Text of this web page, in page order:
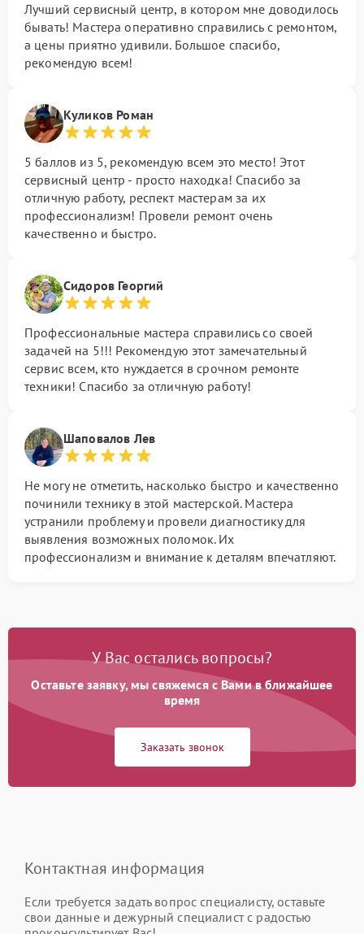
Лучший сервисный центр, в котором мне доводилось
бывать! Мастера оперативно справились с ремонтом,
а цены приятно удивили. Большое спасибо,
рекомендую всем!
Куликов Роман
5 баллов из 5, рекомендую всем это место! Этот
сервисный центр - просто находка! Спасибо за
отличную работу, респект мастерам за их
профессионализм! Провели ремонт очень
качественно и быстро.
Сидоров Георгий
Профессиональные мастера справились со своей
задачей на 5!!! Рекомендую этот замечательный
сервис всем, кто нуждается в срочном ремонте
техники! Спасибо за отличную работу!
Шаповалов Лев
Не могу не отметить, насколько быстро и качественно
починили технику в этой мастерской. Мастера
устранили проблему и провели диагностику для
выявления возможных поломок. Их
профессионализм и внимание к деталям впечатляют.
У Вас остались вопросы?
Оставьте заявку, мы свяжемся с Вами в ближайшее
время
Заказать звонок
Контактная информация
Если требуется задать вопрос специалисту, оставьте
свои данные и дежурный специалист с радостью